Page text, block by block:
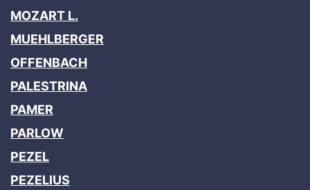
MOZART L.
MUEHLBERGER
OFFENBACH
PALESTRINA
PAMER
PARLOW
PEZEL
PEZELIUS